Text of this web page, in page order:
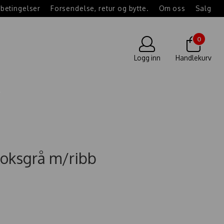
Forsendelse, retur og bytte. Om oss Salg
Logg inn
0
Handlekurv
m/ribb